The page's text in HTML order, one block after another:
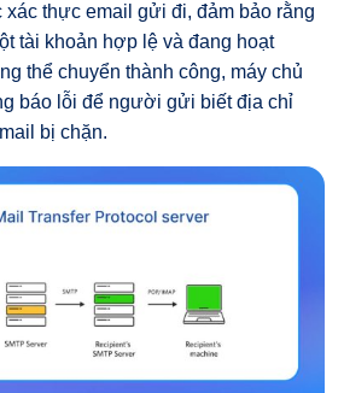
xác thực email gửi đi, đảm bảo rằng
tài khoản hợp lệ và đang hoạt
thể chuyển thành công, máy chủ
báo lỗi để người gửi biết địa chỉ
bị chặn.